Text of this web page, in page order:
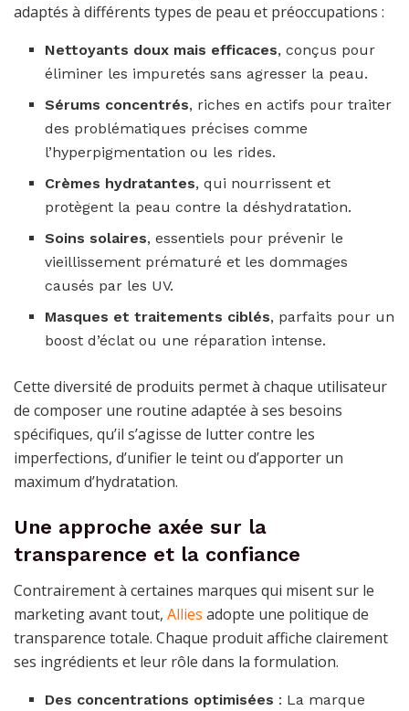
adaptés à différents types de peau et préoccupations :
Nettoyants doux mais efficaces, conçus pour
éliminer les impuretés sans agresser la peau.
Sérums concentrés, riches en actifs pour traiter
des problématiques précises comme
l’hyperpigmentation ou les rides.
Crèmes hydratantes, qui nourrissent et
protègent la peau contre la déshydratation.
Soins solaires, essentiels pour prévenir le
vieillissement prématuré et les dommages
causés par les UV.
Masques et traitements ciblés, parfaits pour un
boost d’éclat ou une réparation intense.
Cette diversité de produits permet à chaque utilisateur
de composer une routine adaptée à ses besoins
spécifiques, qu’il s’agisse de lutter contre les
imperfections, d’unifier le teint ou d’apporter un
maximum d’hydratation.
Une approche axée sur la
transparence et la confiance
Contrairement à certaines marques qui misent sur le
marketing avant tout, Allies adopte une politique de
transparence totale. Chaque produit affiche clairement
ses ingrédients et leur rôle dans la formulation.
Des concentrations optimisées : La marque